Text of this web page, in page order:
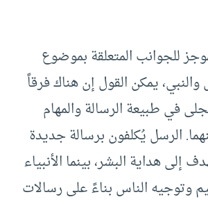
للجوانب المتعلقة بموضوع
يمكن القول إن هناك فرقاً
في طبيعة الرسالة والمهام
الرسل يُكلفون برسالة جديدة
هداية البشر، بينما الأنبياء
وتوجيه الناس بناءً على رسالات